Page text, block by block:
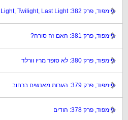
גיימפוד, פרק 382: First Light, Middle Light, Twilight, Last Light
גיימפוד, פרק 381: האם זה סורה?
גיימפוד, פרק 380: לא סופר מריו וורלד
גיימפוד, פרק 379: הערות מאנשים ברחוב
גיימפוד, פרק 378: הודים